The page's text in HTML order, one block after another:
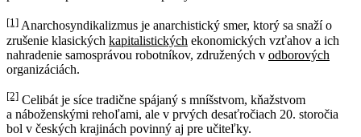
[1] Anarchosyndikalizmus je anarchistický smer, ktorý sa snaží o
zrušenie klasických kapitalistických ekonomických vzťahov a ich
nahradenie samosprávou robotníkov, združených v odborových
organizáciách.
[2] Celibát je síce tradične spájaný s mníšstvom, kňažstvom
a náboženskými rehoľami, ale v prvých desaťročiach 20. storočia
bol v českých krajinách povinný aj pre učiteľky.